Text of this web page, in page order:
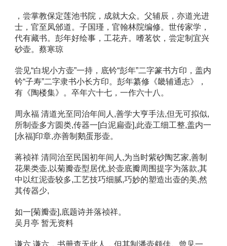
，尝掌教保定莲池书院，成就大众。父辅辰，亦道光进
士，官至凤邠道。子国瑾，官翰林院编修。世传家学，
代有藏书。彭年好绘事，工花卉。嗜茗饮，尝定制宜兴
砂壶。蔡寒琼
尝见“白坭小方壶”一持，底钤“彭年”二字篆书方印，盖内
钤“子寿”二字隶书小长方印。彭年纂修《畿辅通志》，
有《陶楼集》。卒年六十七，一作六十八。
周永福 清道光至同治年间人,善学大亨手法,但无可拟似,
所制壶多方圆类,传器一[白泥扁壶],此壶工细工整,盖内一
[永福]印章,亦善制鹅蛋形壶。
蒋祯祥 清同治至民国初年间人,为当时紫砂陶艺家,善制
花果类壶,以菊瓣壶型居优,於壶底瓣周围提字为落款,其
中以红泥壶较多,工艺技巧细腻,巧妙的塑造出壶的美,然
其传器少,
如一[菊瓣壶],底题诗并落祯祥。
吴月亭 暂无资料